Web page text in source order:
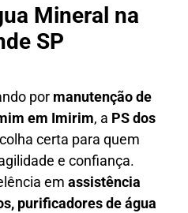
Mineral na
SP
por manutenção de
em Imirim, a PS dos
certa para quem
e confiança.
em assistência
purificadores de água